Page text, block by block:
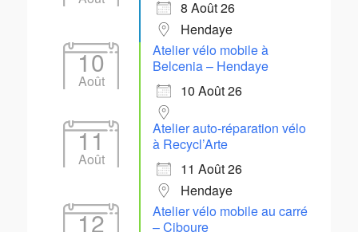
8 Août 26
Hendaye
10
Août
Atelier vélo mobile à
Belcenia – Hendaye
10 Août 26
11
Août
Atelier auto-réparation vélo
à Recycl’Arte
11 Août 26
Hendaye
12
Atelier vélo mobile au carré
– Ciboure